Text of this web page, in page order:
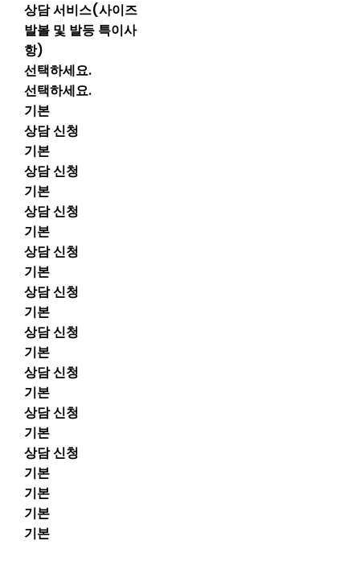
상담 서비스(사이즈
발볼 및 발등 특이사
항)
선택하세요.
선택하세요.
기본
상담 신청
기본
상담 신청
기본
상담 신청
기본
상담 신청
기본
상담 신청
기본
상담 신청
기본
상담 신청
기본
상담 신청
기본
상담 신청
기본
기본
기본
기본